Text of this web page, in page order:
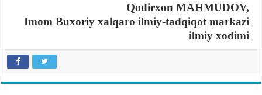
Qodirxon MAHMUDOV,
Imom Buxoriy xalqaro ilmiy-tadqiqot markazi
ilmiy xodimi